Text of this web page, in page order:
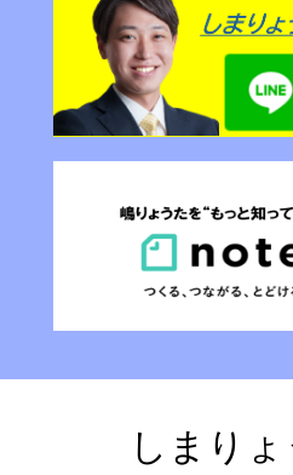
しまり